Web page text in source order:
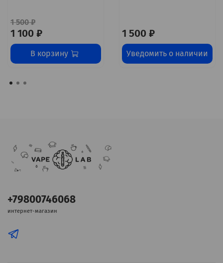
1 500 ₽
1 100 ₽
В корзину
1 500 ₽
Уведомить о наличии
+79800746068
интернет-магазин